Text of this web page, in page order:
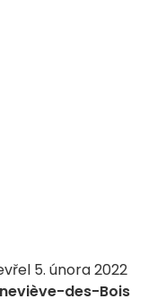
5. února 2022
des-Bois